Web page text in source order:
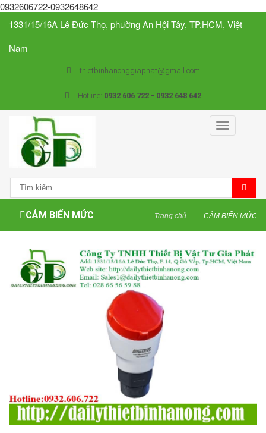
0932606722-0932648642
1331/15/16A Lê Đức Thọ, phường An Hội Tây, TP.HCM, Việt
Nam
thietbinhanonggiaphat@gmail.com
Hotline: 0932 606 722 - 0932 648 642
Toggle
navigation
CẢM BIẾN MỨC Trang chủ CẢM BIẾN MỨC